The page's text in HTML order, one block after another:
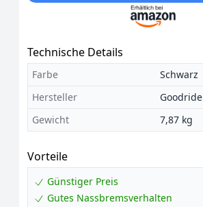
Technische Details
Farbe
Schwarz
Hersteller
Goodride
Gewicht
7,87 kg
Vorteile
Günstiger Preis
Gutes Nassbremsverhalten